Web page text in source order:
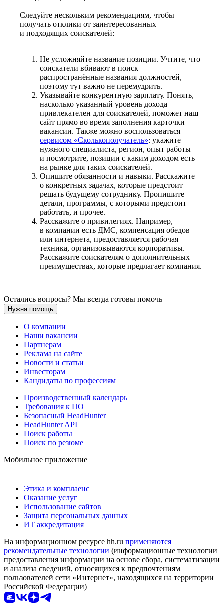
Следуйте нескольким рекомендациям, чтобы
получать отклики от заинтересованных
и подходящих соискателей:
Не усложняйте название позиции. Учтите, что
соискатели вбивают в поиск
распространённые названия должностей,
поэтому тут важно не перемудрить.
Указывайте конкурентную зарплату. Понять,
насколько указанный уровень дохода
привлекателен для соискателей, поможет наш
сайт прямо во время заполнения карточки
вакансии. Также можно воспользоваться
сервисом «Сколькополучатель»: укажите
нужного специалиста, регион, опыт работы —
и посмотрите, позиции с каким доходом есть
на рынке для таких соискателей.
Опишите обязанности и навыки. Расскажите
о конкретных задачах, которые предстоит
решать будущему сотруднику. Пропишите
детали, программы, с которыми предстоит
работать, и прочее.
Расскажите о привилегиях. Например,
в компании есть ДМС, компенсация обедов
или интернета, предоставляется рабочая
техника, организовываются корпоративы.
Расскажите соискателям о дополнительных
преимуществах, которые предлагает компания.
Остались вопросы? Мы всегда готовы помочь
Нужна помощь
О компании
Наши вакансии
Партнерам
Реклама на сайте
Новости и статьи
Инвесторам
Кандидаты по профессиям
Производственный календарь
Требования к ПО
Безопасный HeadHunter
HeadHunter API
Поиск работы
Поиск по резюме
Мобильное приложение
Этика и комплаенс
Оказание услуг
Использование сайтов
Защита персональных данных
ИТ аккредитация
На информационном ресурсе hh.ru применяются
рекомендательные технологии (информационные технологии
предоставления информации на основе сбора, систематизации
и анализа сведений, относящихся к предпочтениям
пользователей сети «Интернет», находящихся на территории
Российской Федерации)